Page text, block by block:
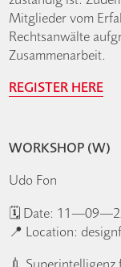
Mitglieder vom
Rechtsanwälte
Zusammenarbeit.
REGISTER HERE
WORKSHOP (W)
Udo Fon
🗓️ Date:
📍 Location:
💉